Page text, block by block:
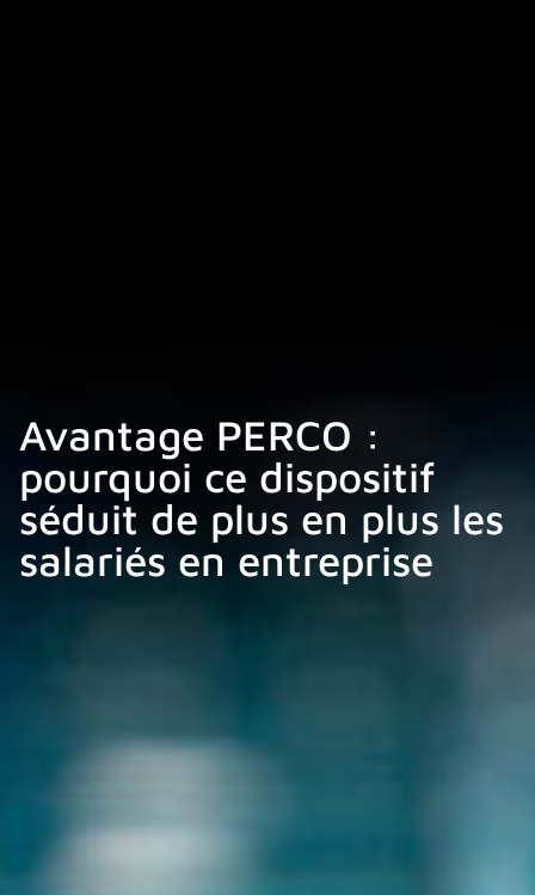
Avantage PERCO :
pourquoi ce dispositif
séduit de plus en plus les
salariés en entreprise